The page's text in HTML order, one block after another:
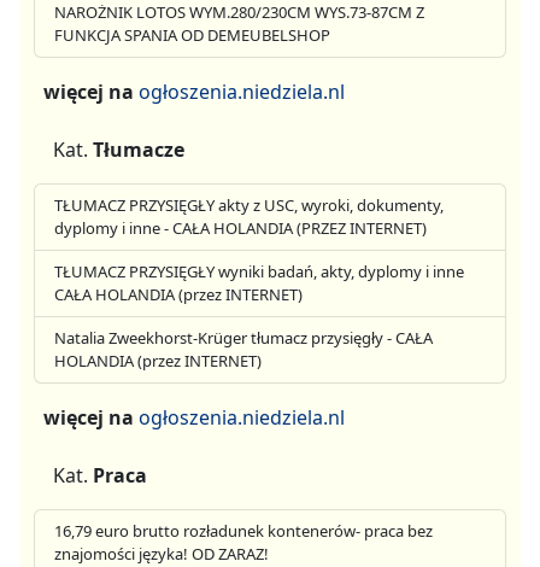
NAROŻNIK LOTOS WYM.280/230CM WYS.73-87CM Z
FUNKCJA SPANIA OD DEMEUBELSHOP
więcej na ogłoszenia.niedziela.nl
Kat. Tłumacze
TŁUMACZ PRZYSIĘGŁY akty z USC, wyroki, dokumenty,
dyplomy i inne - CAŁA HOLANDIA (PRZEZ INTERNET)
TŁUMACZ PRZYSIĘGŁY wyniki badań, akty, dyplomy i inne
CAŁA HOLANDIA (przez INTERNET)
Natalia Zweekhorst-Krüger tłumacz przysięgły - CAŁA
HOLANDIA (przez INTERNET)
więcej na ogłoszenia.niedziela.nl
Kat. Praca
16,79 euro brutto rozładunek kontenerów- praca bez
znajomości języka! OD ZARAZ!